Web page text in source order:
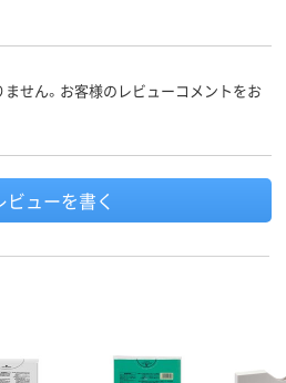
せん。お客様のレビューコメントをお
ビューを書く